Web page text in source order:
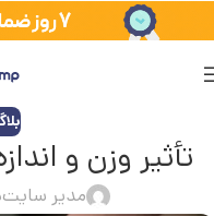
تأثیر وزن و
مدیر سایت